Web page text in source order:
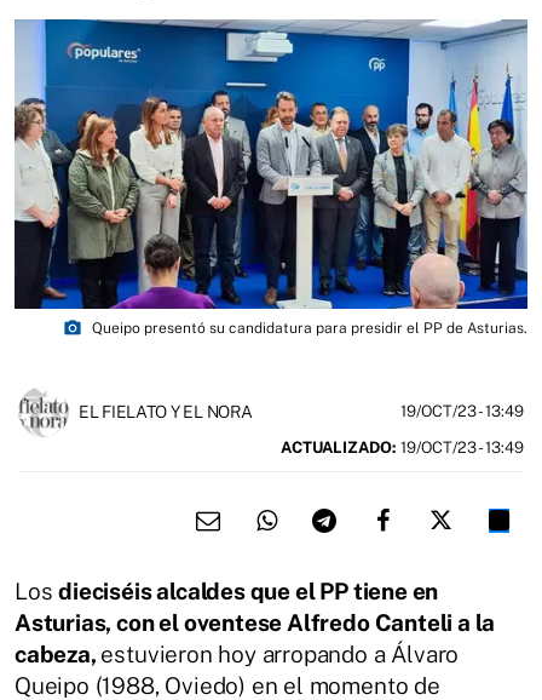
photo_camera Queipo presentó su candidatura para presidir el PP de Asturias.
EL FIELATO Y EL NORA 19/OCT/23- 13:49
ACTUALIZADO: 19/OCT/23 - 13:49
Losdieciséis alcaldes que el PP tiene en
Asturias, con el oventese Alfredo Canteli a la
cabeza, estuvieron hoy arropando a Álvaro
Queipo (1988, Oviedo) en el momento de